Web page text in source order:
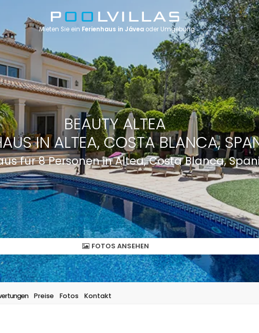
BEAUTY ALTEA
IN ALTEA, COSTA BLANCA,
für 8 Personen in Altea, Costa Blanca,
FOTOS ANSEHEN
Preise Fotos Kontakt
Mieten Sie ein Ferienhaus in Jáveaoder Umgebung